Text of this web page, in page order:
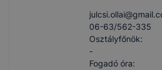
06-63/562-335
Osztályfőnök:
-
Fogadó óra: